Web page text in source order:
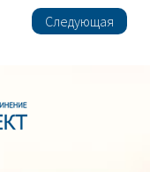
Следующая